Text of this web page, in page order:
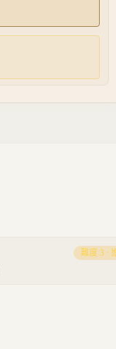
難度 3 ·